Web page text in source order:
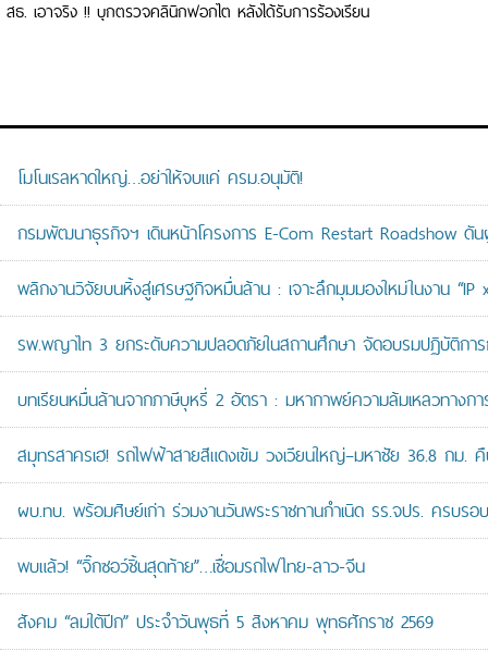
สธ. เอาจริง !! บุกตรวจคลินิกฟอกไต หลังได้รับการร้องเรียน
โมโนเรลหาดใหญ่…อย่าให้จบแค่ ครม.อนุมัติ!
กรมพัฒนาธุรกิจฯ เดินหน้าโครงการ E-Com Restart Roadshow ดั
พลิกงานวิจัยบนหิ้งสู่เศรษฐกิจหมื่นล้าน : เจาะลึกมุมมองใหม่ในงาน “IP
รพ.พญาไท 3 ยกระดับความปลอดภัยในสถานศึกษา จัดอบรมปฏิบัติกา
บทเรียนหมื่นล้านจากภาษีบุหรี่ 2 อัตรา : มหากาพย์ความล้มเหลวทางก
สมุทรสาครเฮ! รถไฟฟ้าสายสีแดงเข้ม วงเวียนใหญ่–มหาชัย 36.8 ก
ผบ.ทบ. พร้อมศิษย์เก่า ร่วมงานวันพระราชทานกำเนิด รร.จปร. ครบ
พบแล้ว! “จิ๊กซอว์ชิ้นสุดท้าย”…เชื่อมรถไฟไทย-ลาว-จีน
สังคม “ลมใต้ปีก” ประจำวันพุธที่ 5 สิงหาคม พุทธศักราช 2569